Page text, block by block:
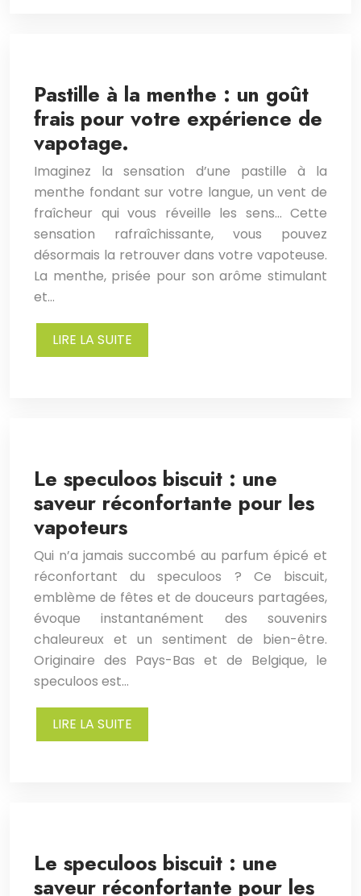
Pastille à la menthe : un goût
frais pour votre expérience de
vapotage.
Imaginez la sensation d’une pastille à la
menthe fondant sur votre langue, un vent de
fraîcheur qui vous réveille les sens… Cette
sensation rafraîchissante, vous pouvez
désormais la retrouver dans votre vapoteuse.
La menthe, prisée pour son arôme stimulant
et…
LIRE LA SUITE
Le speculoos biscuit : une
saveur réconfortante pour les
vapoteurs
Qui n’a jamais succombé au parfum épicé et
réconfortant du speculoos ? Ce biscuit,
emblème de fêtes et de douceurs partagées,
évoque instantanément des souvenirs
chaleureux et un sentiment de bien-être.
Originaire des Pays-Bas et de Belgique, le
speculoos est…
LIRE LA SUITE
Le speculoos biscuit : une
saveur réconfortante pour les